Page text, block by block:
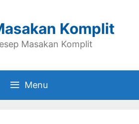
Komplit
Masakan Komplit
Menu